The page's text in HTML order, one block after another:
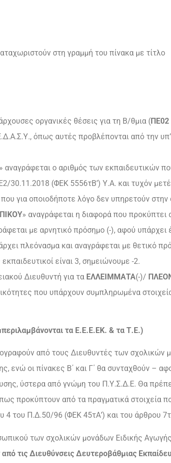
στη γραμμή του πίνακα με τίτλο
οργανικές θέσεις για τη Β/θμια (ΠΕ02
όπως αυτές προβλέπονται από την
» αναγράφεται ο αριθμός των εκπαιδευτικών
30.11.2018 (ΦΕΚ 5556τΒ’) Υ.Α. και τυχόν
για οποιοδήποτε λόγο δεν υπηρετούν
» αναγράφεται η διαφορά που
με αρνητικό πρόσημο (-), αφού υπάρχει
πλεόνασμα και αναγράφεται με θετικό
είναι 3, σημειώνουμε -2.
Διευθυντή για τα ΕΛΛΕΙΜΜΑΤΑ(-)/
που υπάρχουν συμπληρωμένα
τα Ε.Ε.Ε.ΕΚ. & τα Τ.Ε.)
από τους Διευθυντές των σχολικών
ενώ οι πίνακες Β΄ και Γ΄ θα συνταχθούν –
ύστερα από γνώμη του Π.Υ.Σ.Δ.Ε. Θα
προκύπτουν από τα πραγματικά στοιχεία
4 του Π.Δ.50/96 (ΦΕΚ 45τΑ’) και του άρθρου
των σχολικών μονάδων Ειδικής
από τις Διευθύνσεις Δευτεροβάθμιας